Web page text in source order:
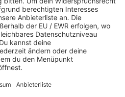
Wie professionelle